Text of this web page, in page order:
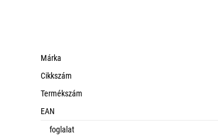
Márka
Cikkszám
Termékszám
EAN
foglalat